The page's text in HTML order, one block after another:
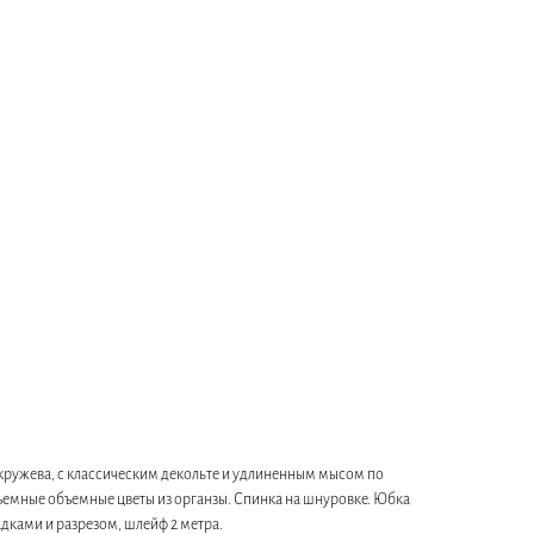
с классическим декольте и удлиненным мысом по
объемные цветы из органзы. Спинка на шнуровке. Юбка
и разрезом, шлейф 2 метра.